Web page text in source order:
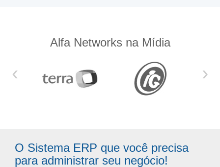
Alfa Networks na Mídia
‹ ›
O Sistema ERP que você precisa
para administrar seu negócio!